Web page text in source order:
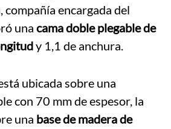
compañía encargada del
una cama doble plegable de
y 1,1 de anchura.
ubicada sobre una
con 70 mm de espesor, la
una base de madera de